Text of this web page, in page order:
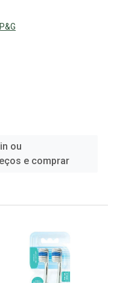
ou
e comprar